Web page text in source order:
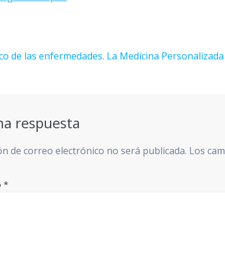
de las enfermedades. La Medicina Personalizada
respuesta
de correo electrónico no será publicada. Los
*